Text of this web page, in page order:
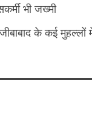
भी जख्मी
के कई मुहल्लों में